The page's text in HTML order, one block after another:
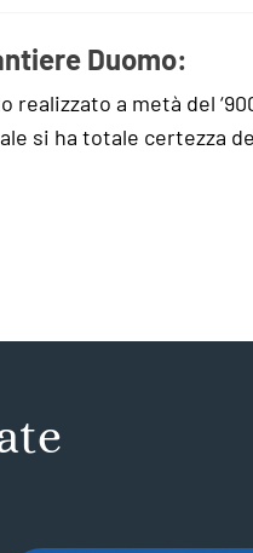
Duomo:
realizzato a metà del
si ha totale certezza